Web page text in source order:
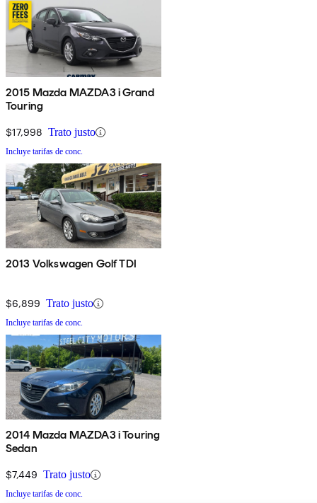
2015 Mazda MAZDA3 i Grand
Touring
$17,998 Trato justo
Incluye tarifas de conc.
2013 Volkswagen Golf TDI
$6,899 Trato justo
Incluye tarifas de conc.
2014 Mazda MAZDA3 i Touring
Sedan
$7,449 Trato justo
Incluye tarifas de conc.